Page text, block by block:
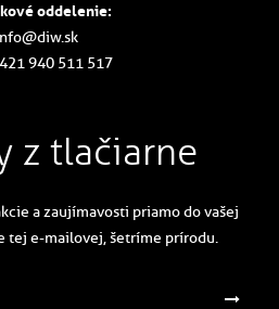
oddelenie:
940 511 517
z tlačiarne
a zaujímavosti priamo do vašej
tej e-mailovej, šetríme prírodu.